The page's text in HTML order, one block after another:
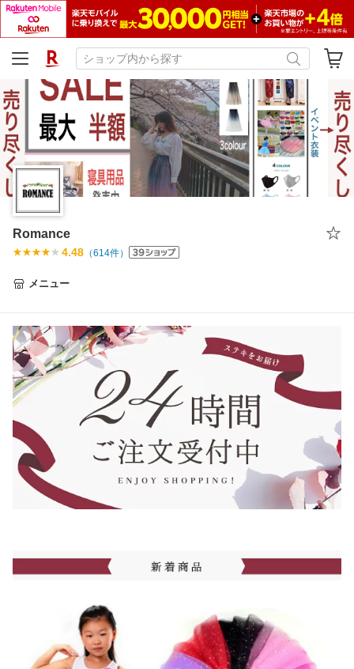
Romance
4.48 （614件）
メニュー